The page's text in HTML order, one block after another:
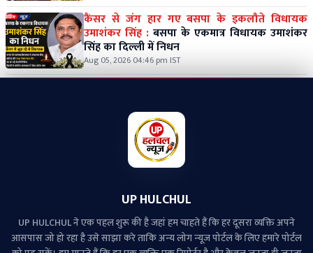
कैंसर से जंग हार गए बसपा के इकलौते विधायक
उमाशंकर सिंह : बसपा के एकमात्र विधायक उमाशंकर
सिंह का दिल्ली में निधन
Aug 05, 2026 04:46 pm IST
UP HULCHUL
UP HULCHUL ने एक पहल शुरू की है जहां हम चाहते हैं कि हर दूसरा व्‍यक्ति अपने
आसपास जो हो रहा है उसे साझा करे ताकि अन्‍य लोग न्‍यूज पोर्टल के लिए हमारे पोर्टल